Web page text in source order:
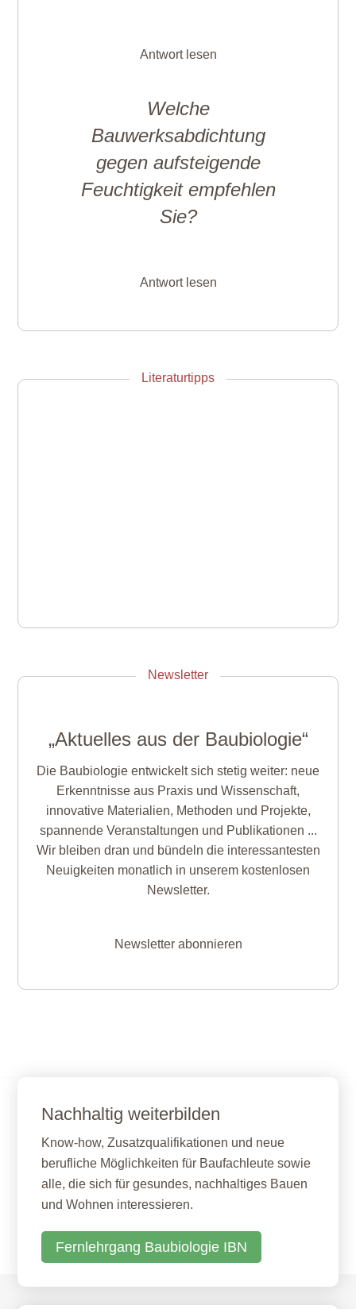
Antwort lesen
Welche
Bauwerksabdichtung
gegen aufsteigende
Feuchtigkeit empfehlen
Sie?
Antwort lesen
Literaturtipps
Newsletter
„Aktuelles aus der Baubiologie“
Die Baubiologie entwickelt sich stetig weiter: neue
Erkenntnisse aus Praxis und Wissenschaft,
innovative Materialien, Methoden und Projekte,
spannende Veranstaltungen und Publikationen ...
Wir bleiben dran und bündeln die interessantesten
Neuigkeiten monatlich in unserem kostenlosen
Newsletter.
Newsletter abonnieren
Nachhaltig weiterbilden
Know-how, Zusatzqualifikationen und neue
berufliche Möglichkeiten für Baufachleute sowie
alle, die sich für gesundes, nachhaltiges Bauen
und Wohnen interessieren.
Fernlehrgang Baubiologie IBN